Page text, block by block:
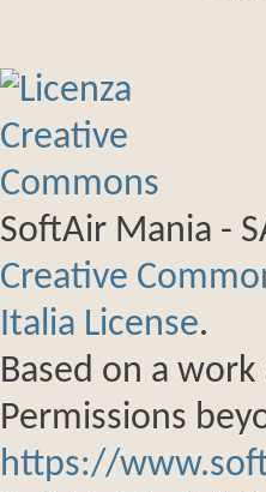
SoftAir Mania -
Creative
Italia License.
Based on a work
Permissions
https://